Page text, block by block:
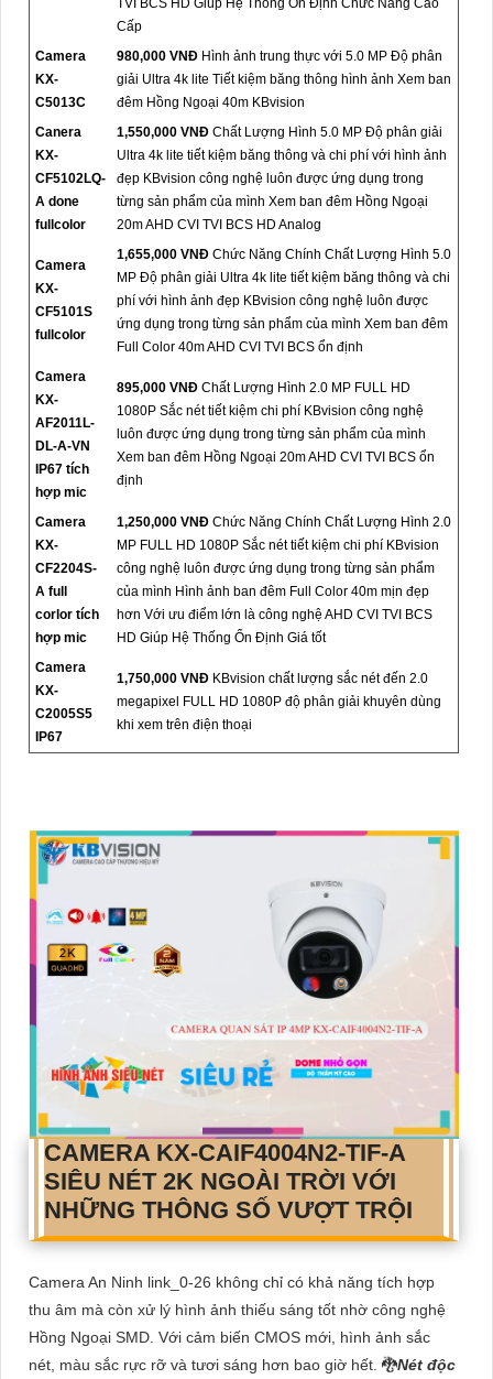
TVI BCS HD Giúp Hệ Thống Ổn Định Chức Năng Cao
Cấp
Camera
KX-
C5013C
980,000 VNĐ Hình ảnh trung thực với 5.0 MP Độ phân
giải Ultra 4k lite Tiết kiệm băng thông hình ảnh Xem ban
đêm Hồng Ngoại 40m KBvision
Canera
KX-
CF5102LQ-
A done
fullcolor
1,550,000 VNĐ Chất Lượng Hình 5.0 MP Độ phân giải
Ultra 4k lite tiết kiệm băng thông và chi phí với hình ảnh
đẹp KBvision công nghệ luôn được ứng dụng trong
từng sản phẩm của mình Xem ban đêm Hồng Ngoại
20m AHD CVI TVI BCS HD Analog
Camera
KX-
CF5101S
fullcolor
1,655,000 VNĐ Chức Năng Chính Chất Lượng Hình 5.0
MP Độ phân giải Ultra 4k lite tiết kiệm băng thông và chi
phí với hình ảnh đẹp KBvision công nghệ luôn được
ứng dụng trong từng sản phẩm của mình Xem ban đêm
Full Color 40m AHD CVI TVI BCS ổn định
Camera
KX-
AF2011L-
DL-A-VN
IP67 tích
hợp mic
895,000 VNĐ Chất Lượng Hình 2.0 MP FULL HD
1080P Sắc nét tiết kiệm chi phí KBvision công nghệ
luôn được ứng dụng trong từng sản phẩm của mình
Xem ban đêm Hồng Ngoại 20m AHD CVI TVI BCS ổn
định
Camera
KX-
CF2204S-
A full
corlor tích
hợp mic
1,250,000 VNĐ Chức Năng Chính Chất Lượng Hình 2.0
MP FULL HD 1080P Sắc nét tiết kiệm chi phí KBvision
công nghệ luôn được ứng dụng trong từng sản phẩm
của mình Hình ảnh ban đêm Full Color 40m mịn đẹp
hơn Với ưu điểm lớn là công nghệ AHD CVI TVI BCS
HD Giúp Hệ Thống Ổn Định Giá tốt
Camera
KX-
C2005S5
IP67
1,750,000 VNĐ KBvision chất lượng sắc nét đến 2.0
megapixel FULL HD 1080P độ phân giải khuyên dùng
khi xem trên điện thoại
CAMERA KX-CAIF4004N2-TIF-A
SIÊU NÉT 2K NGOÀI TRỜI VỚI
NHỮNG THÔNG SỐ VƯỢT TRỘI
Camera An Ninh link_0-26 không chỉ có khả năng tích hợp
thu âm mà còn xử lý hình ảnh thiếu sáng tốt nhờ công nghệ
Hồng Ngoại SMD. Với cảm biến CMOS mới, hình ảnh sắc
nét, màu sắc rực rỡ và tươi sáng hơn bao giờ hết. 🐉️Nét độc